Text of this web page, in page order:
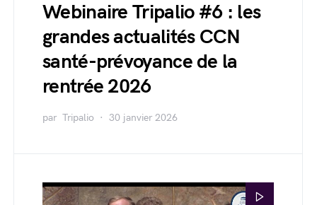
Webinaire Tripalio #6 : les
grandes actualités CCN
santé-prévoyance de la
rentrée 2026
par Tripalio 30 janvier 2026